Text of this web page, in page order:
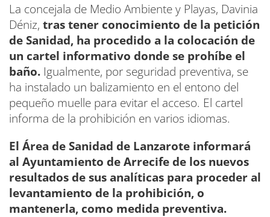
La concejala de Medio Ambiente y Playas, Davinia
Déniz, tras tener conocimiento de la petición
de Sanidad, ha procedido a la colocación de
un cartel informativo donde se prohíbe el
baño. Igualmente, por seguridad preventiva, se
ha instalado un balizamiento en el entono del
pequeño muelle para evitar el acceso. El cartel
informa de la prohibición en varios idiomas.
El Área de Sanidad de Lanzarote informará
al Ayuntamiento de Arrecife de los nuevos
resultados de sus analíticas para proceder al
levantamiento de la prohibición, o
mantenerla, como medida preventiva.